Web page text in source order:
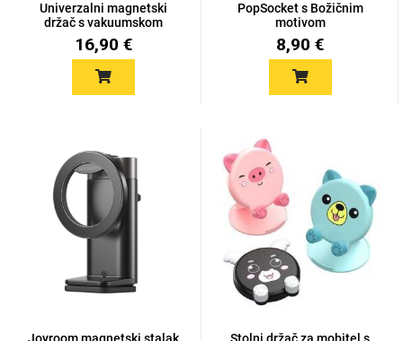
Univerzalni magnetski
držač s vakuumskom
bazom
16,90 €
PopSocket s Božičnim
motivom
8,90 €
Love motivi I Need Some Space
Quotes Collection Cirkus